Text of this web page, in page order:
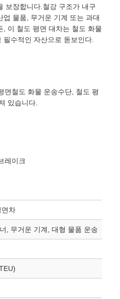
보장합니다.철강 구조가 내구
업 물품, 무거운 기계 또는 과대
, 이 철도 평면 대차는 철도 화물
수적인 자산으로 돋보인다.
면철도 화물 운송수단, 철도 평
있습니다.
레이크
면차
, 무거운 기계, 대형 물품 운송